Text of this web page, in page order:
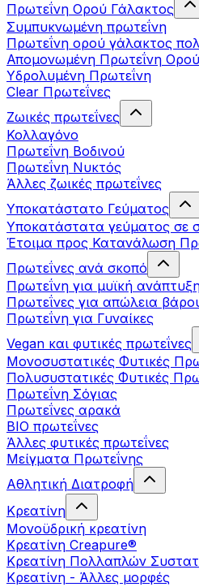
Πρωτεΐνη Ορού Γάλακτος
Συμπυκνωμένη πρωτεΐνη
Πρωτεΐνη ορού γάλακτος
Απομονωμένη Πρωτεΐνη
Υδρολυμένη Πρωτεΐνη
Clear Πρωτεΐνες
Ζωικές πρωτεΐνες
Κολλαγόνο
Πρωτεΐνη Βοδινού
Πρωτεΐνη Νυκτός
Άλλες ζωικές πρωτεΐνες
Υποκατάστατο Γεύματος
Υποκατάστατα γεύματος σε
Έτοιμα προς Κατανάλωση
Πρωτεΐνες ανά σκοπό
Πρωτεΐνη για μυϊκή
Πρωτεΐνες για απώλεια
Πρωτεΐνη για Γυναίκες
Vegan και φυτικές πρωτεΐνες
Μονοσυστατικές Φυτικές
Πολυσυστατικές Φυτικές
Πρωτεΐνη Σόγιας
Πρωτεΐνες αρακά
ΒIO πρωτεΐνες
Άλλες φυτικές πρωτεΐνες
Μείγματα Πρωτεΐνης
Αθλητική Διατροφή
Κρεατίνη
Μονοϋδρική κρεατίνη
Κρεατίνη Creapure®
Κρεατίνη Πολλαπλών
Κρεατίνη - Άλλες μορφές